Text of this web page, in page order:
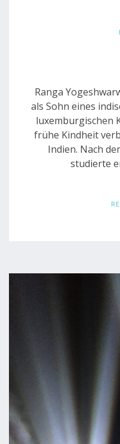
Ranga
als Sohn eines
luxemburgischen
frühe Kindheit
Indien. Nach
studierte